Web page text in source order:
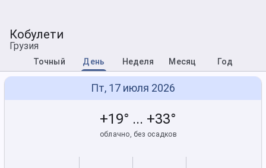
Кобулети
Грузия
Точный День Неделя Месяц Год
Пт, 17 июля 2026
+19° ... +33°
облачно, без осадков